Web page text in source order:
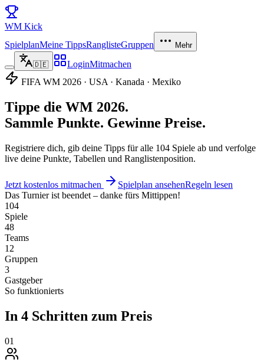
WM Kick
SpielplanMeine TippsRanglisteGruppen Mehr
🇩🇪 LoginMitmachen
FIFA WM 2026 · USA · Kanada · Mexiko
Tippe die WM 2026.
Sammle Punkte. Gewinne Preise.
Registriere dich, gib deine Tipps für alle 104 Spiele ab und verfolge
live deine Punkte, Tabellen und Ranglistenposition.
Jetzt kostenlos mitmachen Spielplan ansehenRegeln lesen
Das Turnier ist beendet – danke fürs Mittippen!
104
Spiele
48
Teams
12
Gruppen
3
Gastgeber
So funktionierts
In 4 Schritten zum Preis
01